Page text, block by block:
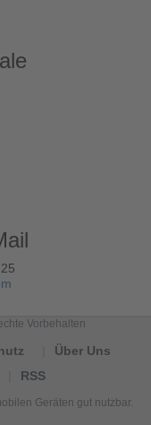
Vorbehalten
Über Uns
RSS
Geräten gut nutzbar.